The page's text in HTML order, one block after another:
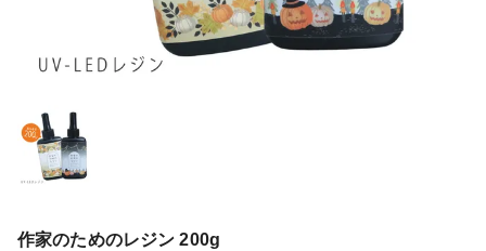
作家のためのレジン 200g